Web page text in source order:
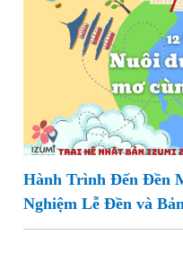
Hành Trình Đến Đền
Nghiệm Lễ Đền và